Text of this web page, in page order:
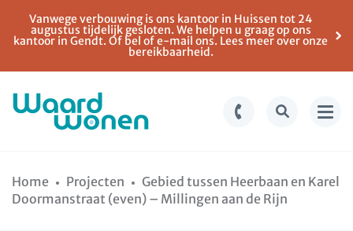
naar
naar
Vanwege verbouwing is ons kantoor in Huissen tot 24
augustus tijdelijk gesloten. We helpen u graag op ons
kantoor in Gendt. Of bel of e-mail ons. Lees meer over onze
bereikbaarheid.
Home Projecten
Gebied tussen Heerbaan en Karel
Doormanstraat (even) – Millingen aan de Rijn